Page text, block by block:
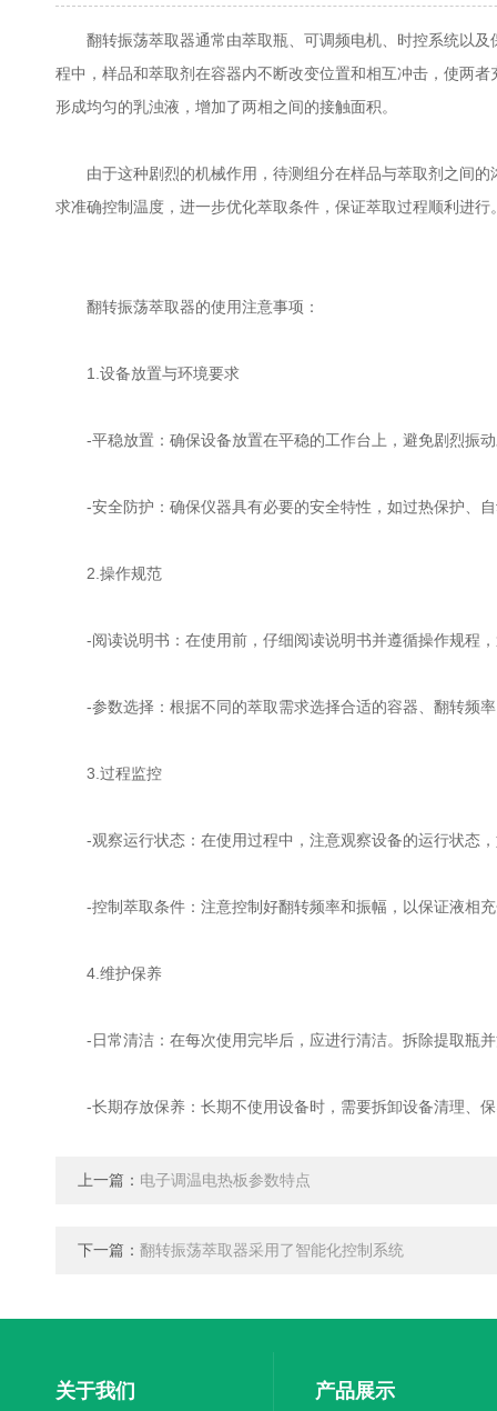
翻转振荡萃取器通常由萃取瓶、可调频电机、时控系统以及
程中，样品和萃取剂在容器内不断改变位置和相互冲击，使两
形成均匀的乳浊液，增加了两相之间的接触面积。
由于这种剧烈的机械作用，待测组分在样品与萃取剂之间的
求准确控制温度，进一步优化萃取条件，保证萃取过程顺利进
翻转振荡萃取器的使用注意事项：
1.设备放置与环境要求
-平稳放置：确保设备放置在平稳的工作台上，避免剧烈振动
-安全防护：确保仪器具有必要的安全特性，如过热保护、自
2.操作规范
-阅读说明书：在使用前，仔细阅读说明书并遵循操作规程，
-参数选择：根据不同的萃取需求选择合适的容器、翻转频率
3.过程监控
-观察运行状态：在使用过程中，注意观察设备的运行状态，
-控制萃取条件：注意控制好翻转频率和振幅，以保证液相充
4.维护保养
-日常清洁：在每次使用完毕后，应进行清洁。拆除提取瓶并
-长期存放保养：长期不使用设备时，需要拆卸设备清理、
上一篇： 电子调温电热板参数特点
下一篇： 翻转振荡萃取器采用了智能化控制系统
关于我们 产品展示